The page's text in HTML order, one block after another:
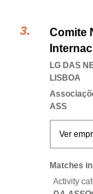
Comite
LG DAS
LISBOA
ASS
Ver
Matches
Activity